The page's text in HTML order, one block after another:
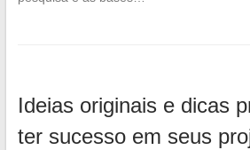
Ideias originais e dicas
ter sucesso em seus